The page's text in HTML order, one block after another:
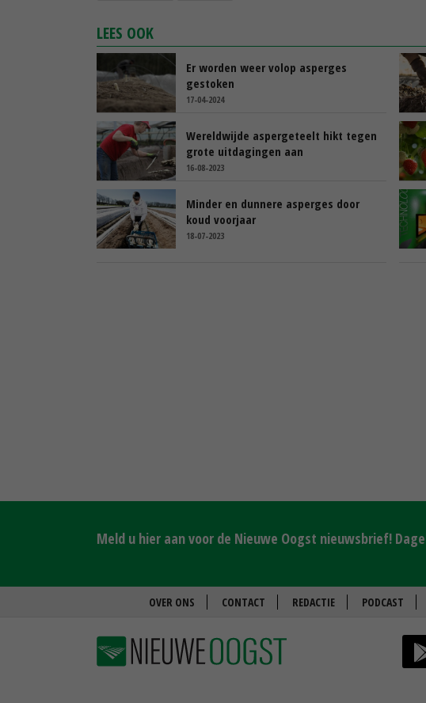
LEES OOK
Er worden weer volop asperges
gestoken
17-04-2024
Wereldwijde aspergeteelt hikt tegen
grote uitdagingen aan
16-08-2023
Minder en dunnere asperges door
koud voorjaar
18-07-2023
Meld u hier aan voor de Nieuwe Oogst nieuwsbrief!
OVER ONS CONTACT REDACTIE PODCAST